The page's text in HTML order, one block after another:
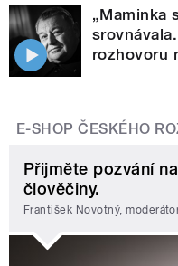
„Maminka
rozhovoru
E-SHOP ČESKÉHO
Přijměte pozvání
člověčiny.
František Novotný,